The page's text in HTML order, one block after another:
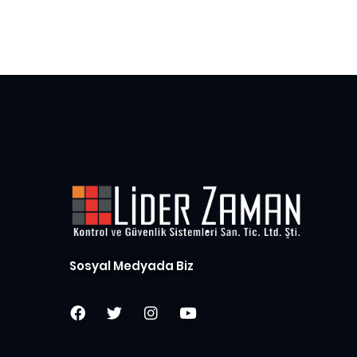
Sosyal Medyada Biz